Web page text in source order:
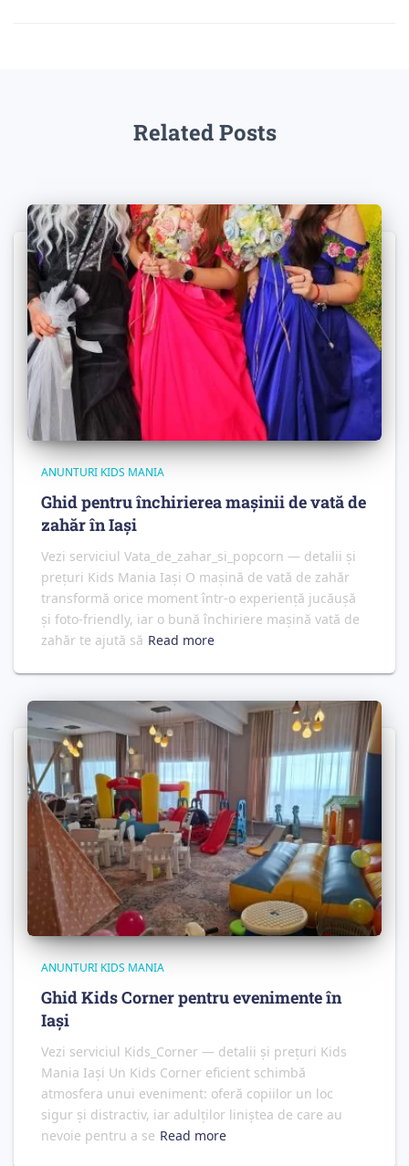
Related Posts
ANUNTURI KIDS MANIA
Ghid pentru închirierea mașinii de vată de
zahăr în Iași
Vezi serviciul Vata_de_zahar_si_popcorn — detalii și
prețuri Kids Mania Iași O mașină de vată de zahăr
transformă orice moment într-o experiență jucăușă
și foto‑friendly, iar o bună închiriere mașină vată de
zahăr te ajută să Read more
ANUNTURI KIDS MANIA
Ghid Kids Corner pentru evenimente în
Iași
Vezi serviciul Kids_Corner — detalii și prețuri Kids
Mania Iași Un Kids Corner eficient schimbă
atmosfera unui eveniment: oferă copiilor un loc
sigur și distractiv, iar adulților liniștea de care au
nevoie pentru a se Read more